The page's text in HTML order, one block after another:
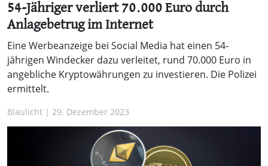
54-Jähriger verliert 70.000 Euro durch
Anlagebetrug im Internet
Eine Werbeanzeige bei Social Media hat einen 54-
jährigen Windecker dazu verleitet, rund 70.000 Euro in
angebliche Kryptowährungen zu investieren. Die Polizei
ermittelt.
Blaulicht | 29. Dezember 2023